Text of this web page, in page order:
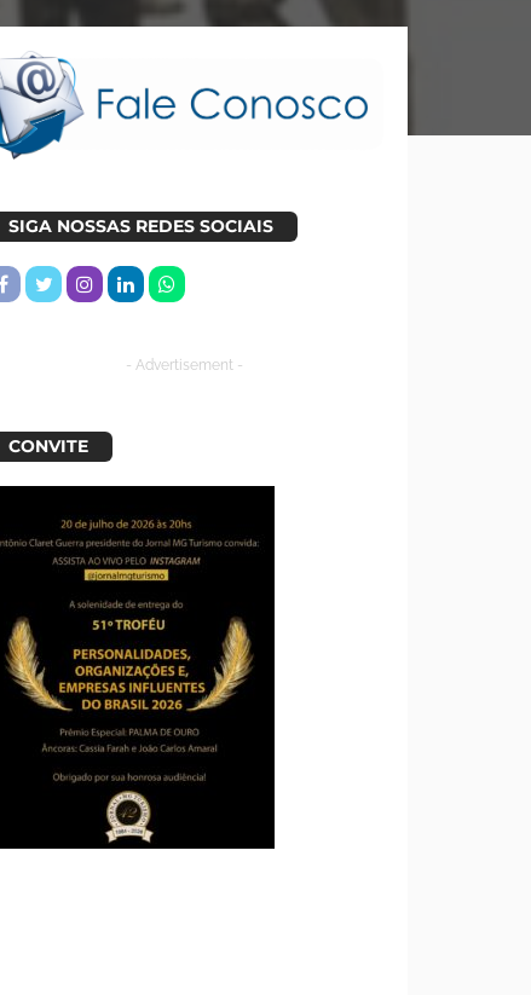
SIGA NOSSAS REDES SOCIAIS
- Advertisement -
CONVITE